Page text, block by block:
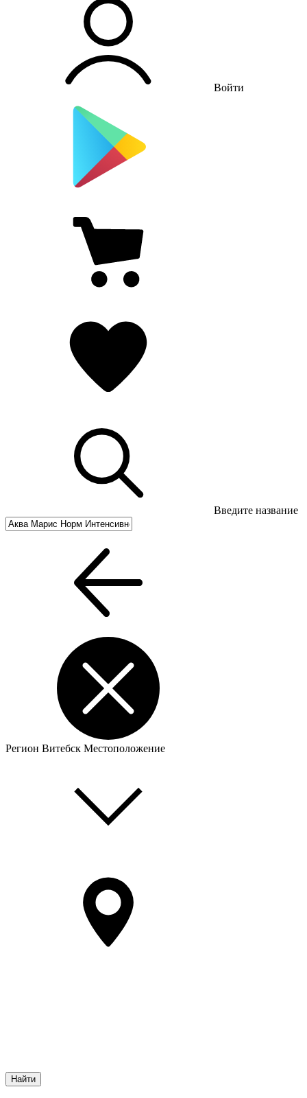
Войти
Введите название
Регион Витебск Местоположение